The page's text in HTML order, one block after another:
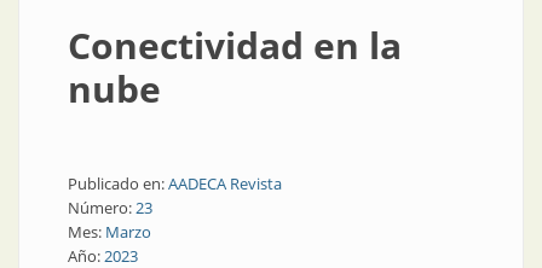
Conectividad en la
nube
Publicado en:AADECA Revista
Número:23
Mes: Marzo
Año:2023